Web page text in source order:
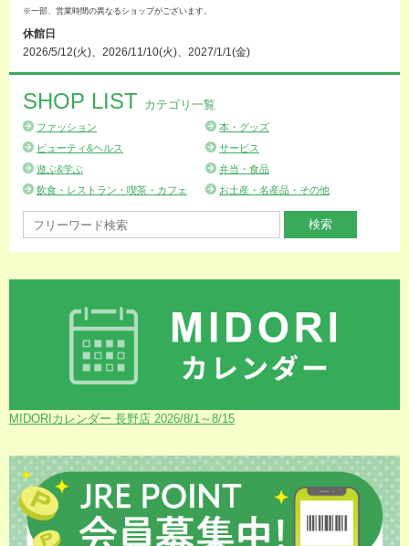
※一部、営業時間の異なるショップがございます。
休館日
2026/5/12(火)、2026/11/10(火)、2027/1/1(金)
SHOP LIST カテゴリ一覧
ファッション
本・グッズ
ビューティ&ヘルス
サービス
遊ぶ&学ぶ
弁当・食品
飲食・レストラン・喫茶・カフェ
お土産・名産品・その他
MIDORIカレンダー 長野店 2026/8/1～8/15